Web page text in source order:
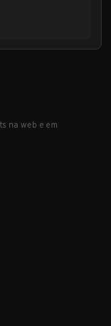
na web e em